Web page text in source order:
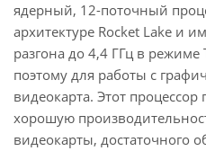
ядерный, 12-поточный
архитектуре Rocket Lake и
разгона до 4,4 ГГц в
поэтому для работы с
видеокарта. Этот
хорошую
видеокарты, достаточного